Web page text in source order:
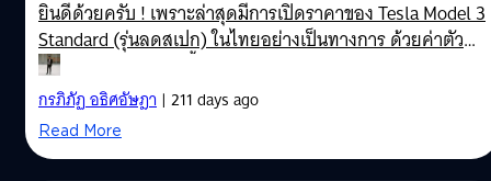
ยินดีด้วยครับ ! เพราะล่าสุดมีการเปิดราคาของ Tesla Model 3
Standard (รุ่นลดสเปก)​ ในไทยอย่างเป็นทางการ ด้วยค่าตัว
1,149,000 บาท เท่านั้น โดย Tesla Model 3 Standard จะมา
พร้อมกับระบบขับเคลื่อนล้อหลัง (RWD) ที่ทำระยะทางวิ่ง
สูงสุด 534 กิโลเมตร (มาตรฐาน WLTP) พร้อมอัตราเร่ง 0-
100 กม./ชม ภายใน 6.2 วินาที กับความเร็วสูงสุด 201 กม./
กรภิภัฏ อธิศอัษฎา| 211 days ago
Read More